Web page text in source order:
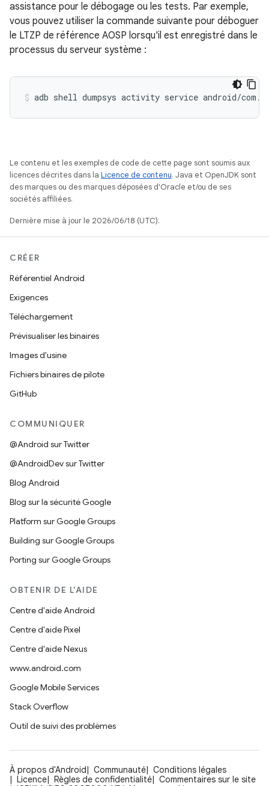
assistance pour le débogage ou les tests. Par exemple,
vous pouvez utiliser la commande suivante pour déboguer
le LTZP de référence AOSP lorsqu'il est enregistré dans le
processus du serveur système :
adb shell dumpsys activity service android/
Le contenu et les exemples de code de cette page sont soumis aux
licences décrites dans la Licence de contenu. Java et OpenJDK sont
des marques ou des marques déposées d'Oracle et/ou de ses
sociétés affiliées.
Dernière mise à jour le 2026/06/18 (UTC).
CRÉER
Référentiel Android
Exigences
Téléchargement
Prévisualiser les binaires
Images d'usine
Fichiers binaires de pilote
GitHub
COMMUNIQUER
@Android sur Twitter
@AndroidDev sur Twitter
Blog Android
Blog sur la sécurité Google
Platform sur Google Groups
Building sur Google Groups
Porting sur Google Groups
OBTENIR DE L'AIDE
Centre d'aide Android
Centre d'aide Pixel
Centre d'aide Nexus
www.android.com
Google Mobile Services
Stack Overflow
Outil de suivi des problèmes
À propos d'Android Communauté
Conditions légales
Licence
Règles de confidentialité
Commentaires sur le site